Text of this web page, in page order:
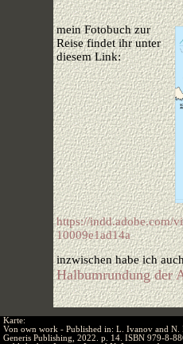
mein Fotobuch zur
Reise findet ihr unter
diesem Link:
https://indd.adobe.com/
10009e1ad14a
inzwischen habe ich
Halbumrundung der
Karte:
Von own work - Published in: L. Ivanov and N.
Generis Publishing, 2022. p. 14. ISBN 979-8-